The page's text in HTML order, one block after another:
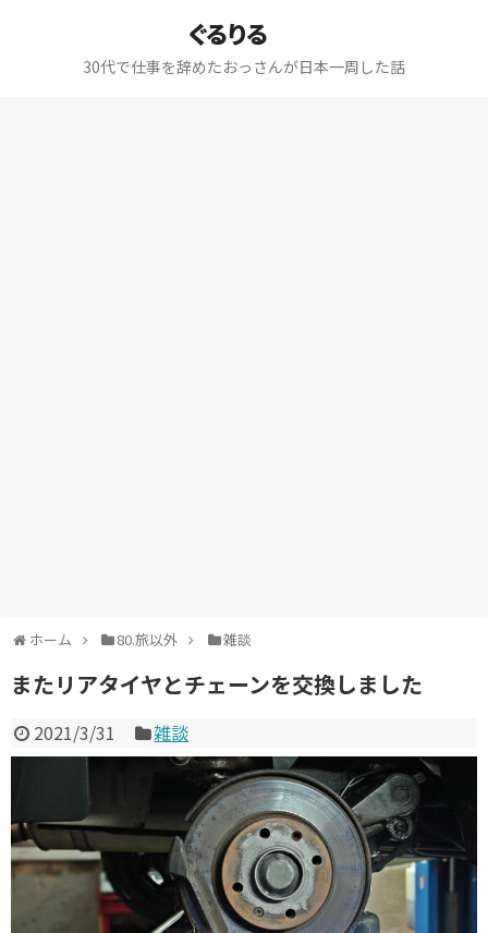
ぐるりる
30代で仕事を辞めたおっさんが日本一周した話
ホーム 80.旅以外 雑談
またリアタイヤとチェーンを交換しました
2021/3/31 雑談